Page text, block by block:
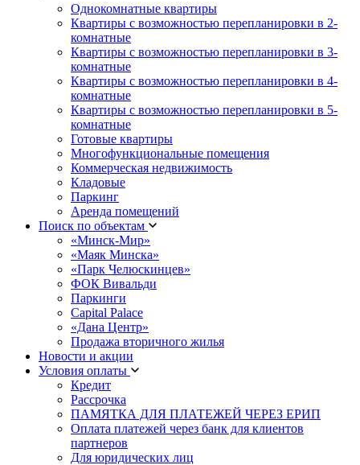
Однокомнатные квартиры
Квартиры с возможностью перепланировки в 2-
комнатные
Квартиры с возможностью перепланировки в 3-
комнатные
Квартиры с возможностью перепланировки в 4-
комнатные
Квартиры с возможностью перепланировки в 5-
комнатные
Готовые квартиры
Многофункциональные помещения
Коммерческая недвижимость
Кладовые
Паркинг
Аренда помещений
Поиск по объектам
«Минск-Мир»
«Маяк Минска»
«Парк Челюскинцев»
ФОК Вивальди
Паркинги
Capital Palace
«Дана Центр»
Продажа вторичного жилья
Новости и акции
Условия оплаты
Кредит
Рассрочка
ПАМЯТКА ДЛЯ ПЛАТЕЖЕЙ ЧЕРЕЗ ЕРИП
Оплата платежей через банк для клиентов
партнеров
Для юридических лиц